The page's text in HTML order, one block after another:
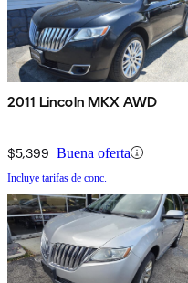
2011 Lincoln MKX AWD
$5,399 Buena oferta
Incluye tarifas de conc.